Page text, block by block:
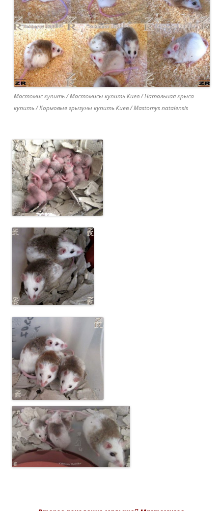
Мастомис купить / Мастомисы купить Киев / Натальная крыса
купить / Кормовые грызуны купить Киев / Mastomys natalensis